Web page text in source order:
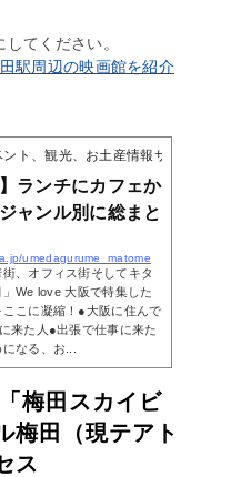
てください。
駅周辺の映画館を紹介
ト、観光、お土産情報サイト
ランチにカフェか
ャンル別に総まと
umedagurume_matome
、オフィス街そしてキタ
We love 大阪で特集した
こに凝縮！●大阪に住んで
来た人●出張で仕事に来た
なる、お...
梅田スカイビ
梅田（現テアト
ス